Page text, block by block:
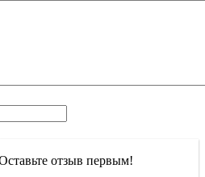
отзыв первым!